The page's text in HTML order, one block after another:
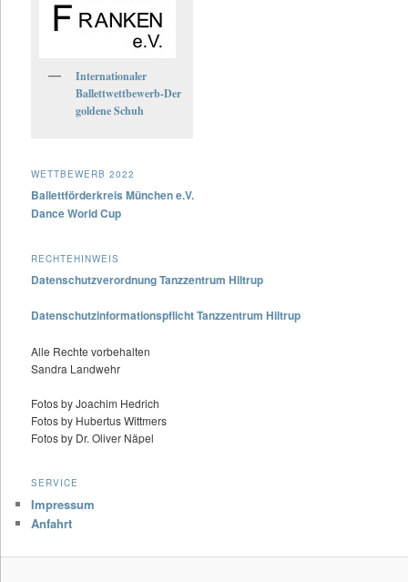
Internationaler
Ballettwettbewerb-Der
goldene Schuh
WETTBEWERB 2022
Ballettförderkreis München e.V.
Dance World Cup
RECHTEHINWEIS
Datenschutzverordnung Tanzzentrum Hiltrup
Datenschutzinformationspflicht Tanzzentrum Hiltrup
Alle Rechte vorbehalten
Sandra Landwehr
Fotos by Joachim Hedrich
Fotos by Hubertus Wittmers
Fotos by Dr. Oliver Näpel
SERVICE
Impressum
Anfahrt